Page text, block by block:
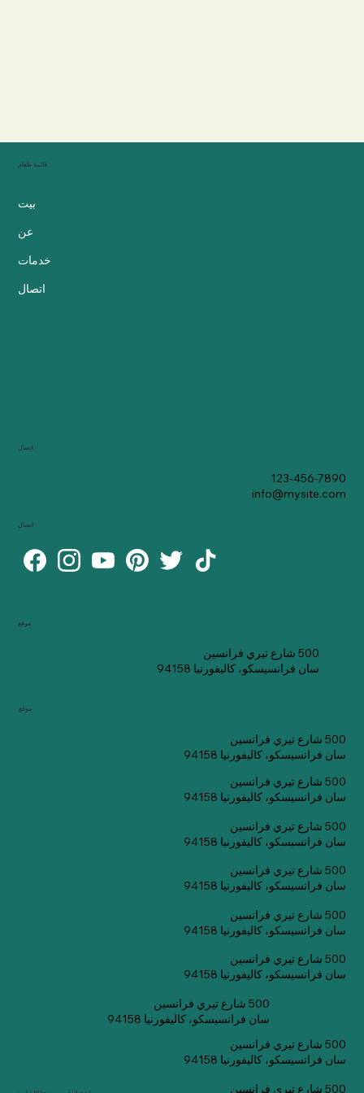
قائمة طعام
بيت
عن
خدمات
اتصال
موقع
500 شارع تيري فرانسين
سان فرانسيسكو، كاليفورنيا 94158
موقع
500 شارع تيري فرانسين
سان فرانسيسكو، كاليفورنيا 94158
500 شارع تيري فرانسين
سان فرانسيسكو، كاليفورنيا 94158
500 شارع تيري فرانسين
سان فرانسيسكو، كاليفورنيا 94158
500 شارع تيري فرانسين
سان فرانسيسكو، كاليفورنيا 94158
500 شارع تيري فرانسين
سان فرانسيسكو، كاليفورنيا 94158
500 شارع تيري فرانسين
سان فرانسيسكو، كاليفورنيا 94158
500 شارع تيري فرانسين
سان فرانسيسكو، كاليفورنيا 94158
500 شارع تيري فرانسين
سان فرانسيسكو، كاليفورنيا 94158
500 شارع تيري فرانسين
اتصال
123-456-7890
info@mysite.com
اتصال